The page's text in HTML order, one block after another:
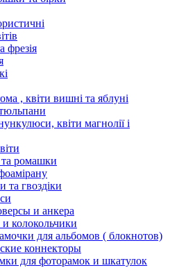
фрезія
, квіти вишні та яблуні
квіти магнолії і
ромашки
та гвоздіки
и анкера
колокольчики
для альбомов ( блокнотов)
коннекторы
для фоторамок и шкатулок